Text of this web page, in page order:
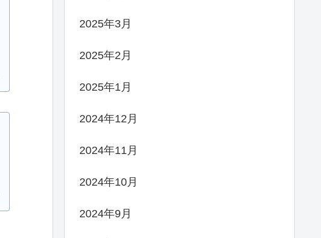
2025年3月
2025年2月
2025年1月
2024年12月
2024年11月
2024年10月
2024年9月